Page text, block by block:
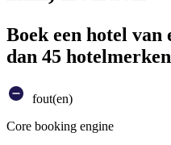
Boek een hotel van
dan 45 hotelmerken
fout(en)
Core booking engine